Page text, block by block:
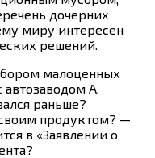
дочерних
миру интересен
решений.
малоценных
А,
раньше?
продуктом? —
в «Заявлении о